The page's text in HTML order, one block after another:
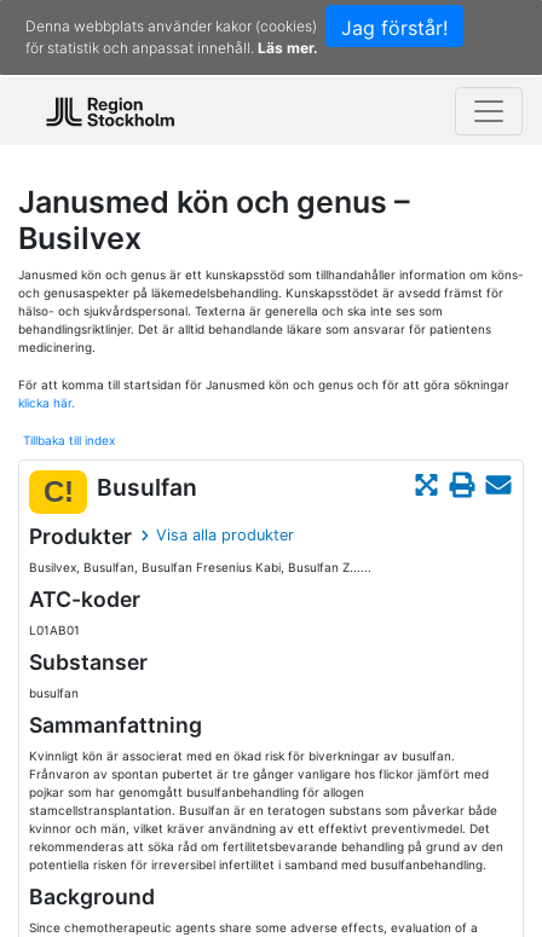
Jag förstår!
Denna webbplats använder kakor (cookies)
för statistik och anpassat innehåll. Läs mer.
Janusmed kön och genus –
Busilvex
Janusmed kön och genus är ett kunskapsstöd som tillhandahåller information om köns-
och genusaspekter på läkemedelsbehandling. Kunskapsstödet är avsedd främst för
hälso- och sjukvårdspersonal. Texterna är generella och ska inte ses som
behandlingsriktlinjer. Det är alltid behandlande läkare som ansvarar för patientens
medicinering.
För att komma till startsidan för Janusmed kön och genus och för att göra sökningar
klicka här.
Tillbaka till index
C! Busulfan
Produkter Visa alla produkter
Busilvex, Busulfan, Busulfan Fresenius Kabi, Busulfan Z......
ATC-koder
L01AB01
Substanser
busulfan
Sammanfattning
Kvinnligt kön är associerat med en ökad risk för biverkningar av busulfan.
Frånvaron av spontan pubertet är tre gånger vanligare hos flickor jämfört med
pojkar som har genomgått busulfanbehandling för allogen
stamcellstransplantation. Busulfan är en teratogen substans som påverkar både
kvinnor och män, vilket kräver användning av ett effektivt preventivmedel. Det
rekommenderas att söka råd om fertilitetsbevarande behandling på grund av den
potentiella risken för irreversibel infertilitet i samband med busulfanbehandling.
Background
Since chemotherapeutic agents share some adverse effects, evaluation of a